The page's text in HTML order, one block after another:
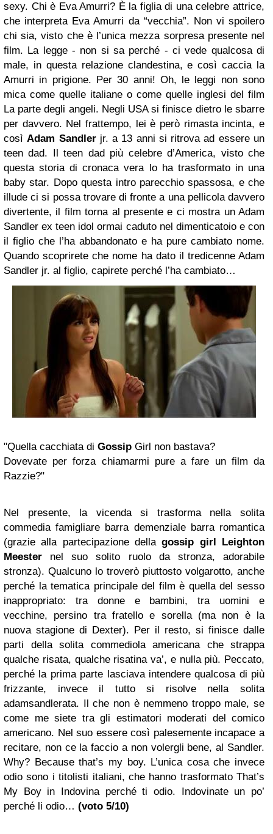
sexy. Chi è Eva Amurri? È la figlia di una celebre attrice,
che interpreta Eva Amurri da “vecchia”. Non vi spoilero
chi sia, visto che è l’unica mezza sorpresa presente nel
film. La legge - non si sa perché - ci vede qualcosa di
male, in questa relazione clandestina, e così caccia la
Amurri in prigione. Per 30 anni! Oh, le leggi non sono
mica come quelle italiane o come quelle inglesi del film
La parte degli angeli. Negli USA si finisce dietro le sbarre
per davvero. Nel frattempo, lei è però rimasta incinta, e
cosìAdam Sandlerjr. a 13 anni si ritrova ad essere un
teen dad. Il teen dad più celebre d’America, visto che
questa storia di cronaca vera lo ha trasformato in una
baby star. Dopo questa intro parecchio spassosa, e che
illude ci si possa trovare di fronte a una pellicola davvero
divertente, il film torna al presente e ci mostra un Adam
Sandler ex teen idol ormai caduto nel dimenticatoio e con
il figlio che l’ha abbandonato e ha pure cambiato nome.
Quando scoprirete che nome ha dato il tredicenne Adam
Sandler jr. al figlio, capirete perché l’ha cambiato…
"Quella cacchiata di Gossip Girl non bastava?
Dovevate per forza chiamarmi pure a fare un film da
Razzie?"
Nel presente, la vicenda si trasforma nella solita
commedia famigliare barra demenziale barra romantica
(grazie alla partecipazione dellagossip girl Leighton
Meester nel suo solito ruolo da stronza, adorabile
stronza). Qualcuno lo troverò piuttosto volgarotto, anche
perché la tematica principale del film è quella del sesso
inappropriato: tra donne e bambini, tra uomini e
vecchine, persino tra fratello e sorella (ma non è la
nuova stagione di Dexter). Per il resto, si finisce dalle
parti della solita commediola americana che strappa
qualche risata, qualche risatina va’, e nulla più. Peccato,
perché la prima parte lasciava intendere qualcosa di più
frizzante, invece il tutto si risolve nella solita
adamsandlerata. Il che non è nemmeno troppo male, se
come me siete tra gli estimatori moderati del comico
americano. Nel suo essere così palesemente incapace a
recitare, non ce la faccio a non volergli bene, al Sandler.
Why? Because that’s my boy. L’unica cosa che invece
odio sono i titolisti italiani, che hanno trasformato That’s
My Boy in Indovina perché ti odio. Indovinate un po’
perché li odio… (voto 5/10)